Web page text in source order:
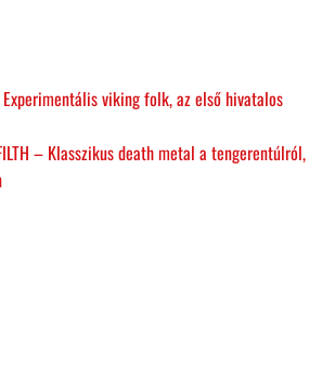
Experimentális viking folk, az első hivatalos
– Klasszikus death metal a tengerentúlról,